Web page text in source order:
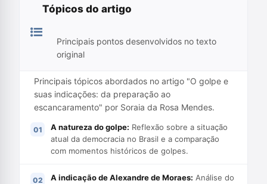
Tópicos do artigo
Principais pontos desenvolvidos no texto
original
Principais tópicos abordados no artigo "O golpe e
suas indicações: da preparação ao
escancaramento" por Soraia da Rosa Mendes.
A natureza do golpe: Reflexão sobre a situação
atual da democracia no Brasil e a comparação
com momentos históricos de golpes.
A indicação de Alexandre de Moraes: Análise do